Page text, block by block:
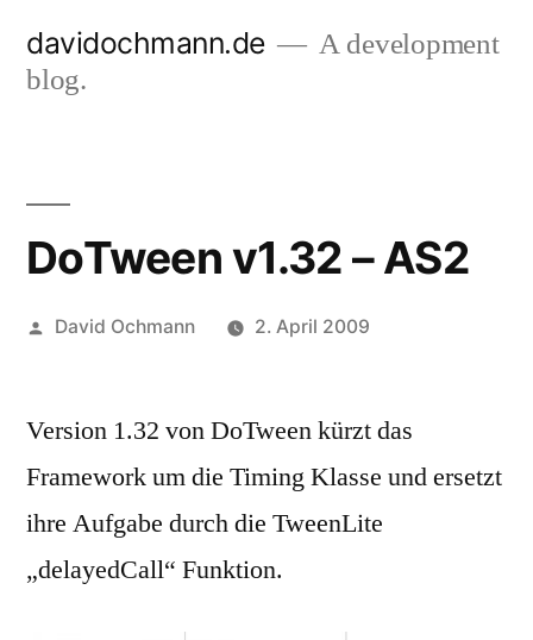
davidochmann.de
A development
blog.
DoTween v1.32 – AS2
Posted
David Ochmann 2. April 2009
Version 1.32 von DoTween kürzt das
Framework um die Timing Klasse und ersetzt
ihre Aufgabe durch die TweenLite
„delayedCall“ Funktion.